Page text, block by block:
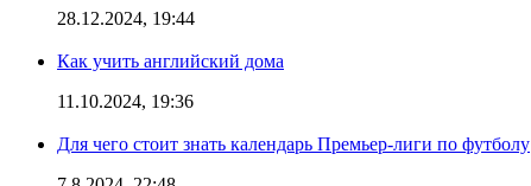
28.12.2024, 19:44
Как учить английский дома
11.10.2024, 19:36
Для чего стоит знать календарь Премьер-лиги по футболу